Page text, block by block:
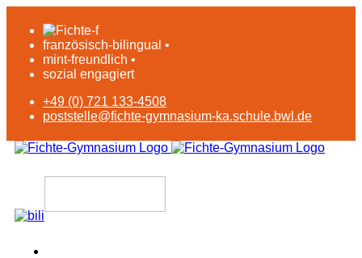
französisch-bilingual •
mint-freundlich •
sozial engagiert
+49 (0) 721 133-4508
poststelle@fichte-gymnasium-ka.schule.bwl.de